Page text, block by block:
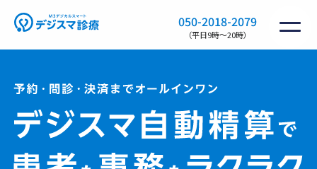
050-2018-2079
（平日9時〜20時）